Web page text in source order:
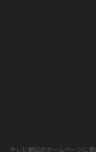
テレビ朝日のホームページに